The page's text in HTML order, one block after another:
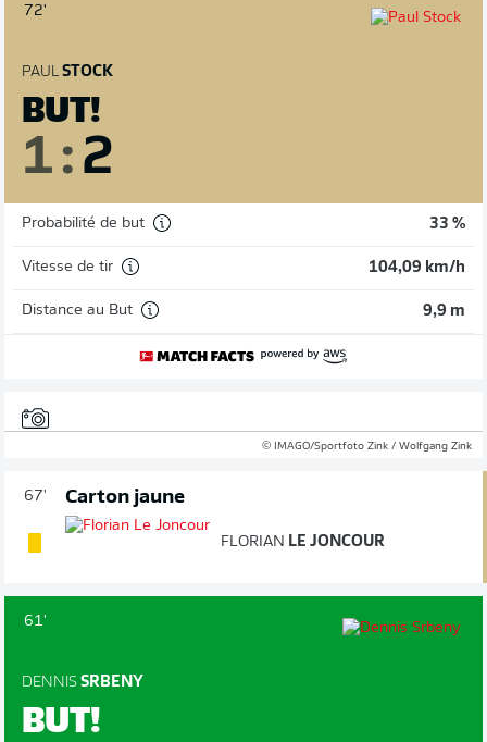
72'
PAUL STOCK
BUT!
1 : 2
Probabilité de but 33 %
Vitesse de tir 104,09 km/h
Distance au But 9,9 m
© IMAGO/Sportfoto Zink / Wolfgang Zink
67' Carton jaune
FLORIAN LE JONCOUR
61'
DENNIS SRBENY
BUT!